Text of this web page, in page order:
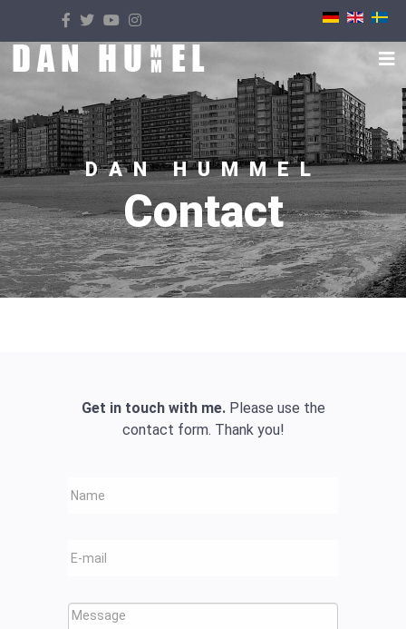
Select your language
DAN HUMMEL
Contact
Get in touch with me. Please use the
contact form. Thank you!